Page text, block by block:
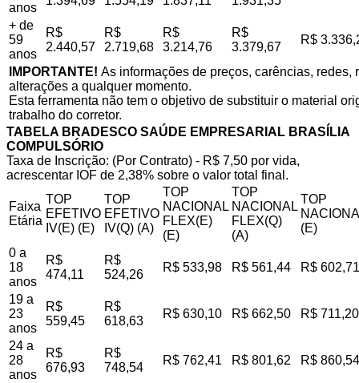
anos
+ de
59
anos
R$
2.440,57
R$
2.719,68
R$
3.214,76
R$
3.379,67
R$
IMPORTANTE! As informações de preços, carências,
alterações a qualquer momento.
Esta ferramenta não tem o objetivo de substituir o material
trabalho do corretor.
TABELA BRADESCO SAÚDE EMPRESARIAL BRASÍLIA
COMPULSÓRIO
Taxa de Inscrição: (Por Contrato) - R$ 7,50 por vida,
acrescentar IOF de 2,38% sobre o valor total final.
Faixa
Etária
TOP
EFETIVO
IV(E) (E)
TOP
EFETIVO
IV(Q) (A)
TOP
NACIONAL
FLEX(E)
(E)
TOP
NACIONAL
FLEX(Q)
(A)
TOP
(E)
0 a
18
anos
R$
474,11
R$
524,26
R$ 533,98 R$ 561,44 R$ 602,71
19 a
23
anos
R$
559,45
R$
618,63
R$ 630,10 R$ 662,50 R$ 711,20
24 a
28
anos
R$
676,93
R$
748,54
R$ 762,41 R$ 801,62 R$ 860,54